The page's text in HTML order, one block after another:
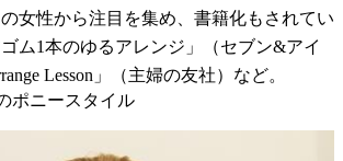
女性から注目を集め、書籍化もされてい
ム1本のゆるアレンジ」（セブン&アイ
Lesson」（主婦の友社）など。
ポニースタイル